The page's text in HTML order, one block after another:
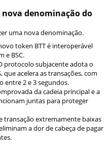
nova denominação do
uma nova denominação.
token BTT é interoperável
e BSC.
protocolo subjacente adota o
que acelera as transações, com
entre 2 e 3 segundos.
da cadeia principal e a
juntas para proteger
transação extremamente baixas
a dor de cabeça de pagar